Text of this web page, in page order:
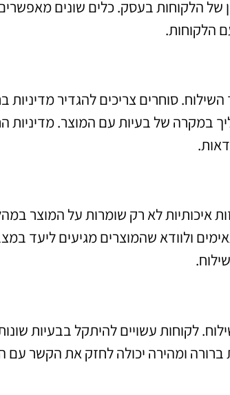
של הלקוחות בעסק. כלים שונים
הלקוחות.
סוחרים צריכים להגדיר מדיניות
במקרה של בעיות עם המוצר. מדיניות
איכותיות לא רק שומרות על המוצר
ולוודא שהמוצרים מגיעים ליעד
לקוחות עשויים להיתקל בבעיות
ברורה ומהירה יכולה לחזק את הקשר